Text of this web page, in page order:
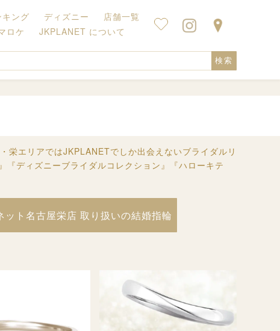
キング ディズニー
店舗一覧
ロケ JKPLANET について
検索
エリアではJKPLANETでしか出会えないブライダルリ
ディズニーブライダルコレクション』『ハローキテ
ット名古屋栄店 取り扱いの結婚指輪